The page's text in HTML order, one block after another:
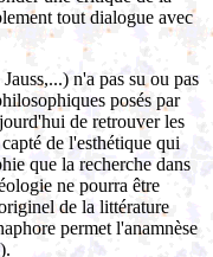
tout dialogue avec
n'a pas su ou pas
posés par
de retrouver les
de l'esthétique qui
que la recherche dans
ne pourra être
de la littérature
permet l'anamnèse